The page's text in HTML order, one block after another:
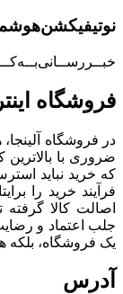
فروشگاه‌
در فروشگاه
ضروری با
که خرید نباید
فرآیند خرید را
اصالت کالا
جلب اعتماد و
یک فروشگاه، بلکه
آدرس